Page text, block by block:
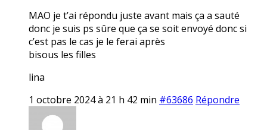
MAO je t’ai répondu juste avant mais ça a sauté
donc je suis ps sûre que ça se soit envoyé donc si
c’est pas le cas je le ferai après
bisous les filles
lina
1 octobre 2024 à 21 h 42 min #63686 Répondre